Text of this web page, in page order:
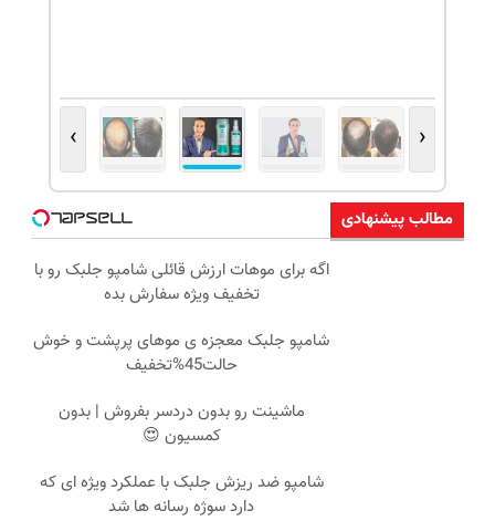
‹
›
مطالب پیشنهادی
اگه برای موهات ارزش قائلی شامپو جلبک رو با
تخفیف ویژه سفارش بده
شامپو جلبک معجزه ی موهای پرپشت و خوش
حالت45%تخفیف
ماشینت رو بدون دردسر بفروش | بدون
کمسیون 😍
شامپو ضد ریزش جلبک با عملکرد ویژه ای که
دارد سوژه رسانه ها شد